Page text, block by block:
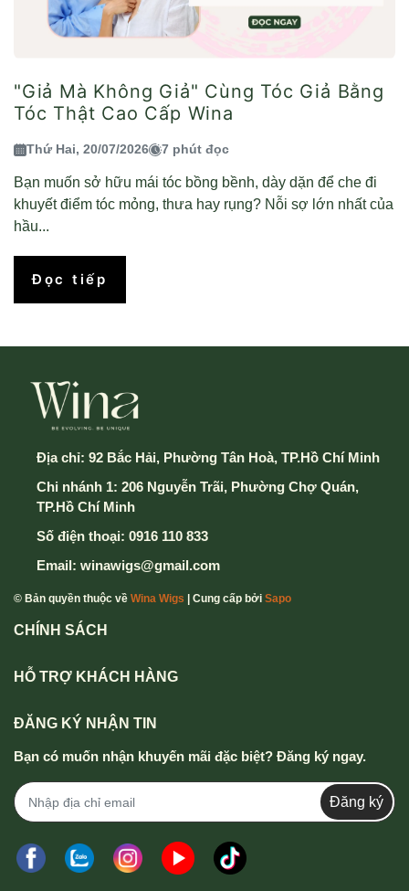
"Giả Mà Không Giả" Cùng Tóc Giả Bằng
Tóc Thật Cao Cấp Wina
Thứ Hai, 20/07/2026 7 phút đọc
Bạn muốn sở hữu mái tóc bồng bềnh, dày dặn để che đi
khuyết điểm tóc mỏng, thưa hay rụng? Nỗi sợ lớn nhất của
hầu...
Đọc tiếp
Địa chỉ: 92 Bắc Hải, Phường Tân Hoà, TP.Hồ Chí Minh
Chi nhánh 1: 206 Nguyễn Trãi, Phường Chợ Quán,
TP.Hồ Chí Minh
Số điện thoại: 0916 110 833
Email: winawigs@gmail.com
© Bản quyền thuộc về Wina Wigs | Cung cấp bởi Sapo
CHÍNH SÁCH
HỖ TRỢ KHÁCH HÀNG
ĐĂNG KÝ NHẬN TIN
Bạn có muốn nhận khuyến mãi đặc biệt? Đăng ký ngay.
Đăng ký